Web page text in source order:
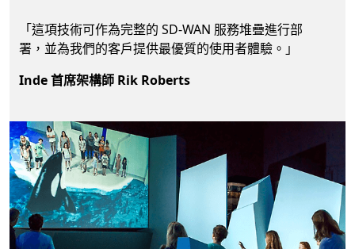
「這項技術可作為完整的 SD-WAN 服務堆疊進行部
署，並為我們的客戶提供最優質的使用者體驗。」
Inde 首席架構師 Rik Roberts